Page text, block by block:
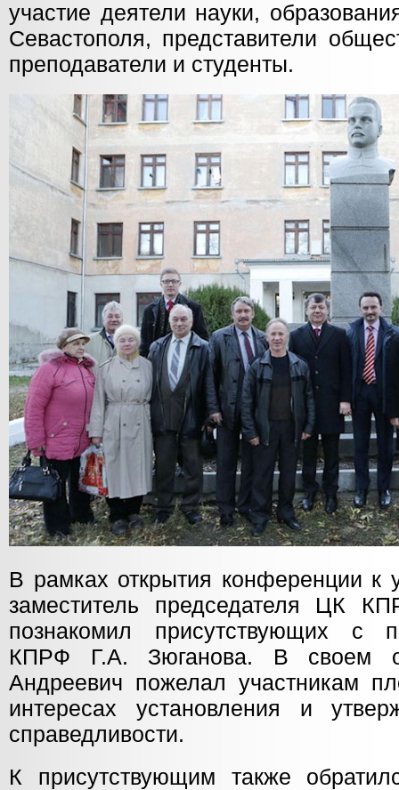
участие деятели науки,
Севастополя, представители
преподаватели и студенты.
В рамках открытия конференции к
заместитель председателя ЦК
познакомил присутствующих с
КПРФ Г.А. Зюганова. В своем
Андреевич пожелал участникам
интересах установления и
справедливости.
К присутствующим также